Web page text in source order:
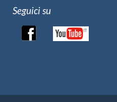
Seguici su